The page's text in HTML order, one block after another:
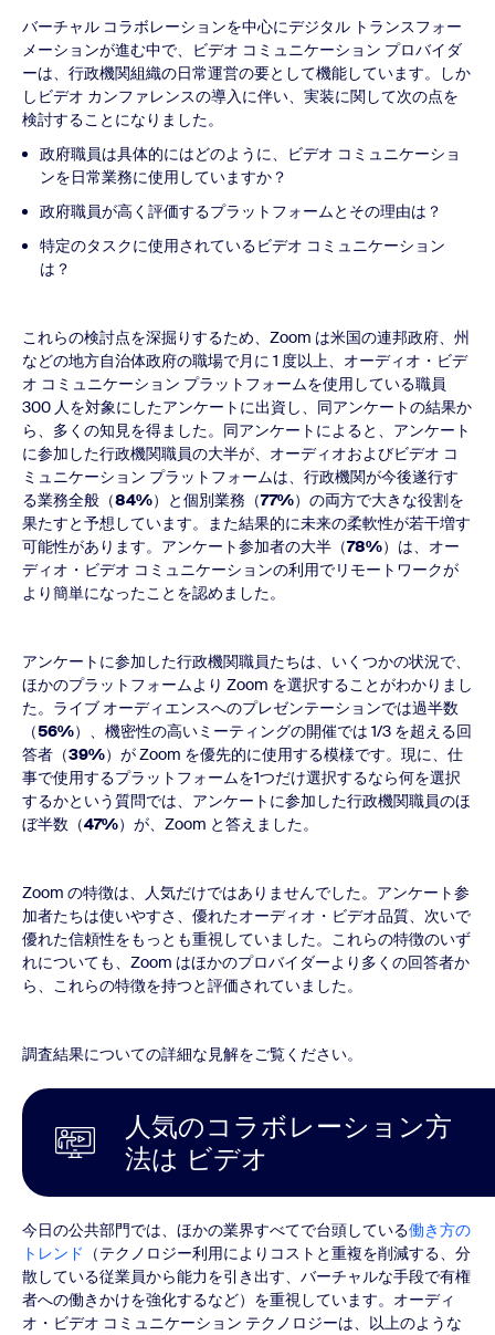
バーチャル コラボレーションを中心にデジタル トランスフォー
メーションが進む中で、ビデオ コミュニケーション プロバイダ
ーは、行政機関組織の日常運営の要として機能しています。しか
しビデオ カンファレンスの導入に伴い、実装に関して次の点を
検討することになりました。
政府職員は具体的にはどのように、ビデオ コミュニケーショ
ンを日常業務に使用していますか？
政府職員が高く評価するプラットフォームとその理由は？
特定のタスクに使用されているビデオ コミュニケーション
は？
これらの検討点を深掘りするため、Zoom は米国の連邦政府、州
などの地方自治体政府の職場で月に 1 度以上、オーディオ・ビデ
オ コミュニケーション プラットフォームを使用している職員
300 人を対象にしたアンケートに出資し、同アンケートの結果か
ら、多くの知見を得ました。同アンケートによると、アンケート
に参加した行政機関職員の大半が、オーディオおよびビデオ コ
ミュニケーション プラットフォームは、行政機関が今後遂行す
る業務全般（84%）と個別業務（77%）の両方で大きな役割を
果たすと予想しています。また結果的に未来の柔軟性が若干増す
可能性があります。アンケート参加者の大半（78%）は、オー
ディオ・ビデオ コミュニケーションの利用でリモートワークが
より簡単になったことを認めました。
アンケートに参加した行政機関職員たちは、いくつかの状況で、
ほかのプラットフォームより Zoom を選択することがわかりまし
た。ライブ オーディエンスへのプレゼンテーションでは過半数
（56%）、機密性の高いミーティングの開催では 1/3 を超える回
答者（39%）が Zoom を優先的に使用する模様です。現に、仕
事で使用するプラットフォームを1つだけ選択するなら何を選択
するかという質問では、アンケートに参加した行政機関職員のほ
ぼ半数（47%）が、Zoom と答えました。
Zoom の特徴は、人気だけではありませんでした。アンケート参
加者たちは使いやすさ、優れたオーディオ・ビデオ品質、次いで
優れた信頼性をもっとも重視していました。これらの特徴のいず
れについても、Zoom はほかのプロバイダーより多くの回答者か
ら、これらの特徴を持つと評価されていました。
調査結果についての詳細な見解をご覧ください。
人気のコラボレーション方
法は ビデオ
今日の公共部門では、ほかの業界すべてで台頭している働き方の
トレンド
（テクノロジー利用によりコストと重複を削減する、分
散している従業員から能力を引き出す、バーチャルな手段で有権
者への働きかけを強化するなど）を重視しています。オーディ
オ・ビデオ コミュニケーション テクノロジーは、以上のような